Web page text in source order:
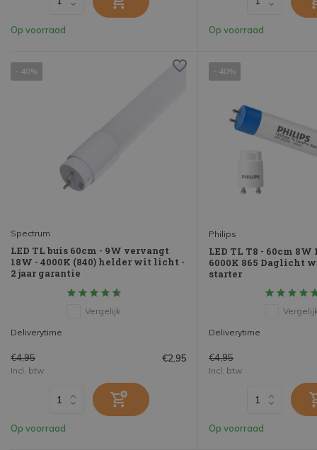
Op voorraad Op voorraad
- 40%
Spectrum
LED TL buis 60cm - 9W vervangt
18W - 4000K (840) helder wit licht -
2 jaar garantie
Vergelijk
Deliverytime
€4,95 €2,95
Incl. btw
Op voorraad
- 40%
Philips
LED TL T8 - 60cm
6000K 865 Daglicht
starter
Deliverytime
€4,95
Incl. btw
Op voorraad